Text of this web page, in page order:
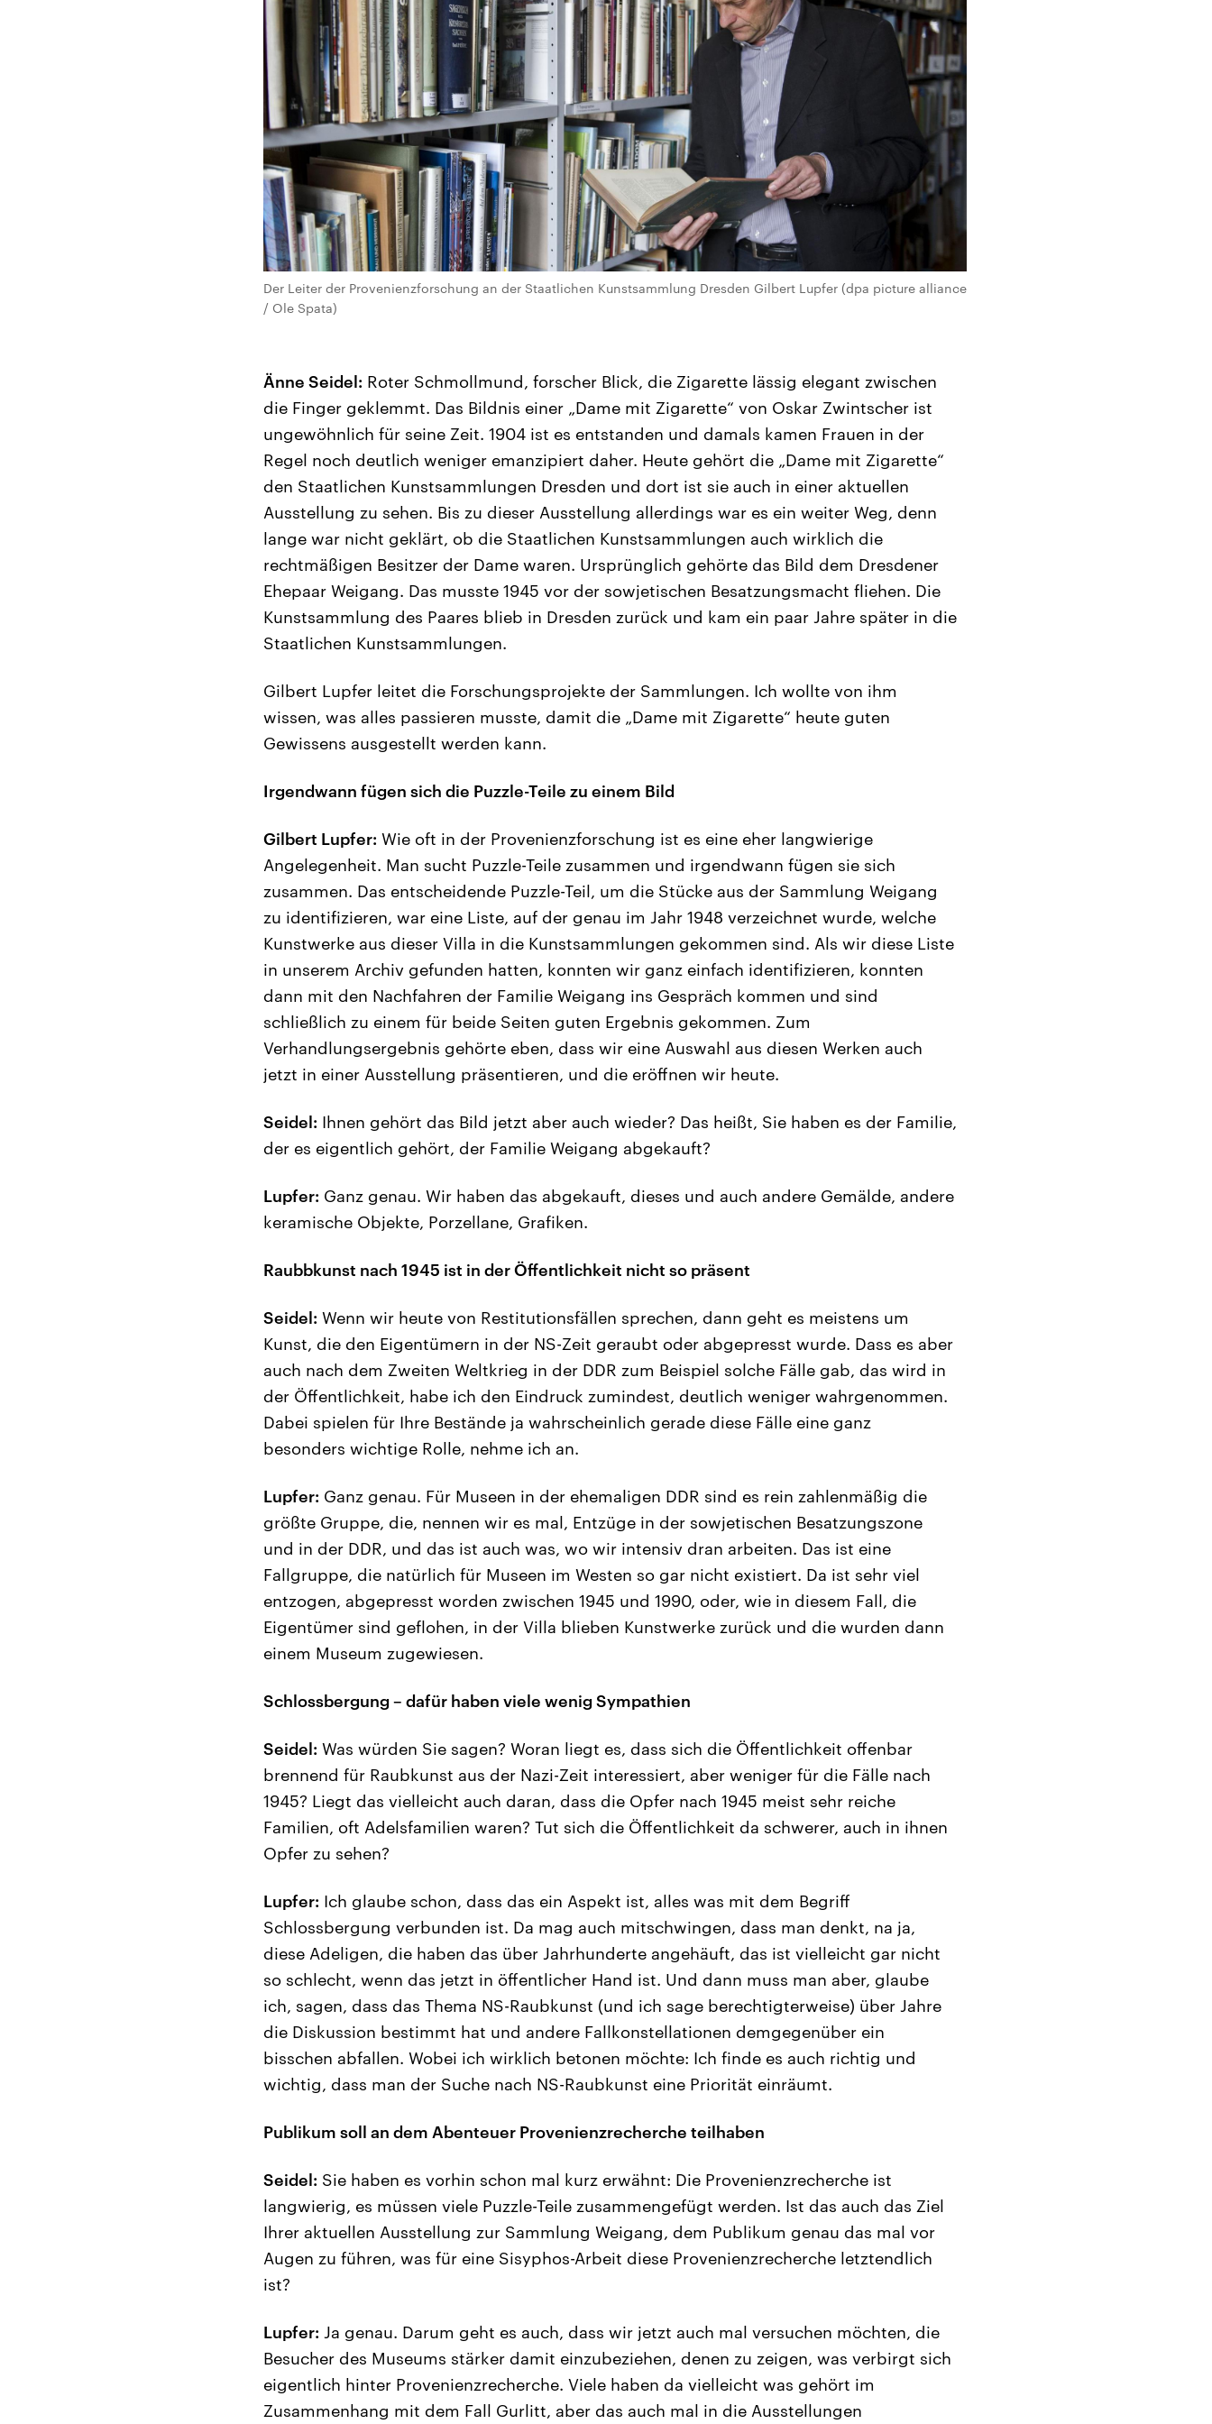
Der Leiter der Provenienzforschung an der Staatlichen Kunstsammlung Dresden Gilbert Lupfer (dpa picture alliance
/ Ole Spata)
Änne Seidel: Roter Schmollmund, forscher Blick, die Zigarette lässig elegant zwischen
die Finger geklemmt. Das Bildnis einer „Dame mit Zigarette“ von Oskar Zwintscher ist
ungewöhnlich für seine Zeit. 1904 ist es entstanden und damals kamen Frauen in der
Regel noch deutlich weniger emanzipiert daher. Heute gehört die „Dame mit Zigarette“
den Staatlichen Kunstsammlungen Dresden und dort ist sie auch in einer aktuellen
Ausstellung zu sehen. Bis zu dieser Ausstellung allerdings war es ein weiter Weg, denn
lange war nicht geklärt, ob die Staatlichen Kunstsammlungen auch wirklich die
rechtmäßigen Besitzer der Dame waren. Ursprünglich gehörte das Bild dem Dresdener
Ehepaar Weigang. Das musste 1945 vor der sowjetischen Besatzungsmacht fliehen. Die
Kunstsammlung des Paares blieb in Dresden zurück und kam ein paar Jahre später in die
Staatlichen Kunstsammlungen.
Gilbert Lupfer leitet die Forschungsprojekte der Sammlungen. Ich wollte von ihm
wissen, was alles passieren musste, damit die „Dame mit Zigarette“ heute guten
Gewissens ausgestellt werden kann.
Irgendwann fügen sich die Puzzle-Teile zu einem Bild
Gilbert Lupfer: Wie oft in der Provenienzforschung ist es eine eher langwierige
Angelegenheit. Man sucht Puzzle-Teile zusammen und irgendwann fügen sie sich
zusammen. Das entscheidende Puzzle-Teil, um die Stücke aus der Sammlung Weigang
zu identifizieren, war eine Liste, auf der genau im Jahr 1948 verzeichnet wurde, welche
Kunstwerke aus dieser Villa in die Kunstsammlungen gekommen sind. Als wir diese Liste
in unserem Archiv gefunden hatten, konnten wir ganz einfach identifizieren, konnten
dann mit den Nachfahren der Familie Weigang ins Gespräch kommen und sind
schließlich zu einem für beide Seiten guten Ergebnis gekommen. Zum
Verhandlungsergebnis gehörte eben, dass wir eine Auswahl aus diesen Werken auch
jetzt in einer Ausstellung präsentieren, und die eröffnen wir heute.
Seidel: Ihnen gehört das Bild jetzt aber auch wieder? Das heißt, Sie haben es der Familie,
der es eigentlich gehört, der Familie Weigang abgekauft?
Lupfer: Ganz genau. Wir haben das abgekauft, dieses und auch andere Gemälde, andere
keramische Objekte, Porzellane, Grafiken.
Raubbkunst nach 1945 ist in der Öffentlichkeit nicht so präsent
Seidel: Wenn wir heute von Restitutionsfällen sprechen, dann geht es meistens um
Kunst, die den Eigentümern in der NS-Zeit geraubt oder abgepresst wurde. Dass es aber
auch nach dem Zweiten Weltkrieg in der DDR zum Beispiel solche Fälle gab, das wird in
der Öffentlichkeit, habe ich den Eindruck zumindest, deutlich weniger wahrgenommen.
Dabei spielen für Ihre Bestände ja wahrscheinlich gerade diese Fälle eine ganz
besonders wichtige Rolle, nehme ich an.
Lupfer: Ganz genau. Für Museen in der ehemaligen DDR sind es rein zahlenmäßig die
größte Gruppe, die, nennen wir es mal, Entzüge in der sowjetischen Besatzungszone
und in der DDR, und das ist auch was, wo wir intensiv dran arbeiten. Das ist eine
Fallgruppe, die natürlich für Museen im Westen so gar nicht existiert. Da ist sehr viel
entzogen, abgepresst worden zwischen 1945 und 1990, oder, wie in diesem Fall, die
Eigentümer sind geflohen, in der Villa blieben Kunstwerke zurück und die wurden dann
einem Museum zugewiesen.
Schlossbergung – dafür haben viele wenig Sympathien
Seidel: Was würden Sie sagen? Woran liegt es, dass sich die Öffentlichkeit offenbar
brennend für Raubkunst aus der Nazi-Zeit interessiert, aber weniger für die Fälle nach
1945? Liegt das vielleicht auch daran, dass die Opfer nach 1945 meist sehr reiche
Familien, oft Adelsfamilien waren? Tut sich die Öffentlichkeit da schwerer, auch in ihnen
Opfer zu sehen?
Lupfer: Ich glaube schon, dass das ein Aspekt ist, alles was mit dem Begriff
Schlossbergung verbunden ist. Da mag auch mitschwingen, dass man denkt, na ja,
diese Adeligen, die haben das über Jahrhunderte angehäuft, das ist vielleicht gar nicht
so schlecht, wenn das jetzt in öffentlicher Hand ist. Und dann muss man aber, glaube
ich, sagen, dass das Thema NS-Raubkunst (und ich sage berechtigterweise) über Jahre
die Diskussion bestimmt hat und andere Fallkonstellationen demgegenüber ein
bisschen abfallen. Wobei ich wirklich betonen möchte: Ich finde es auch richtig und
wichtig, dass man der Suche nach NS-Raubkunst eine Priorität einräumt.
Publikum soll an dem Abenteuer Provenienzrecherche teilhaben
Seidel: Sie haben es vorhin schon mal kurz erwähnt: Die Provenienzrecherche ist
langwierig, es müssen viele Puzzle-Teile zusammengefügt werden. Ist das auch das Ziel
Ihrer aktuellen Ausstellung zur Sammlung Weigang, dem Publikum genau das mal vor
Augen zu führen, was für eine Sisyphos-Arbeit diese Provenienzrecherche letztendlich
ist?
Lupfer: Ja genau. Darum geht es auch, dass wir jetzt auch mal versuchen möchten, die
Besucher des Museums stärker damit einzubeziehen, denen zu zeigen, was verbirgt sich
eigentlich hinter Provenienzrecherche. Viele haben da vielleicht was gehört im
Zusammenhang mit dem Fall Gurlitt, aber das auch mal in die Ausstellungen